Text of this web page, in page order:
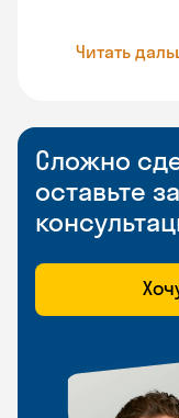
Читать
Сложно
оставьте